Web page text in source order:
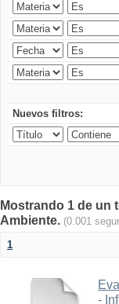
Nuevos filtros:
Mostrando 1 de un
Ambiente. (0.001
1
-